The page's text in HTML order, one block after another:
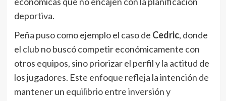
deportiva.
Peña puso como ejemplo el caso de Cedric, donde
el club no buscó competir económicamente con
otros equipos, sino priorizar el perfil y la actitud de
los jugadores. Este enfoque refleja la intención de
mantener un equilibrio entre inversión y